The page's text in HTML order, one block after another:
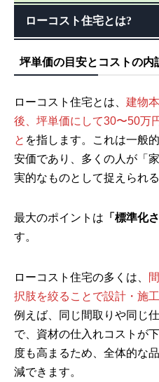
ローコスト住宅とは?
坪単価の目安とコストの内
ローコスト住宅とは、 建物
後、坪単価にして30〜50万
と を指します。これは一般
安価であり、多くの人が「
実的なものとして捉えられ
最大のポイントは 「標準化
す。
ローコスト住宅の多くは、
択肢を絞ることで設計・施
例えば、同じ間取りや同じ
で、資材の仕入れコストが
度も高まるため、全体的な
減できます。